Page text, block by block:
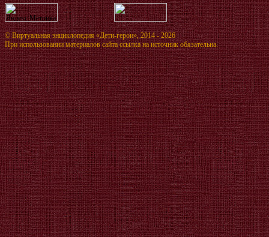
©Виртуальная энциклопедия «Дети-герои», 2014 - 2026
При использовании материалов сайта ссылка на источник обязательна.